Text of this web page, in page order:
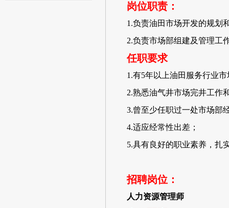
岗位职责：
1.负责油田市场开发的规划
2.负责市场部组建及管理工
任职要求
1.有5年以上油田服务行业
2.熟悉油气井市场完井工作
3.曾至少任职过一处市场部
4.适应经常性出差；
5.具有良好的职业素养，扎
招聘岗位：
人力资源管理师